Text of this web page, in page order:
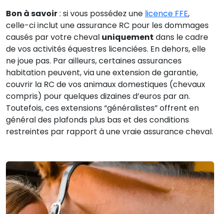
Bon à savoir: si vous possédez une licence FFE,
celle-ci inclut une assurance RC pour les dommages
causés par votre cheval uniquement dans le cadre
de vos activités équestres licenciées. En dehors, elle
ne joue pas. Par ailleurs, certaines assurances
habitation peuvent, via une extension de garantie,
couvrir la RC de vos animaux domestiques (chevaux
compris) pour quelques dizaines d’euros par an.
Toutefois, ces extensions “généralistes” offrent en
général des plafonds plus bas et des conditions
restreintes par rapport à une vraie assurance cheval.